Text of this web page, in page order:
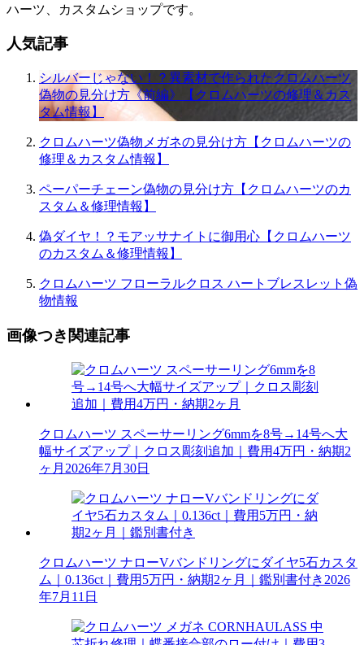
ハーツ、カスタムショップです。
人気記事
シルバーじゃない！？異素材で作られたクロムハーツ
偽物の見分け方《前編》【クロムハーツの修理＆カス
タム情報】
クロムハーツ偽物メガネの見分け方【クロムハーツの
修理＆カスタム情報】
ペーパーチェーン偽物の見分け方【クロムハーツのカ
スタム＆修理情報】
偽ダイヤ！？モアッサナイトに御用心【クロムハーツ
のカスタム＆修理情報】
クロムハーツ フローラルクロス ハートブレスレット偽
物情報
画像つき関連記事
クロムハーツ スペーサーリング6mmを8号→14号へ大
幅サイズアップ｜クロス彫刻追加｜費用4万円・納期2
ヶ月 2026年7月30日
クロムハーツ ナローVバンドリングにダイヤ5石カスタ
ム｜0.136ct｜費用5万円・納期2ヶ月｜鑑別書付き 2026
年7月11日